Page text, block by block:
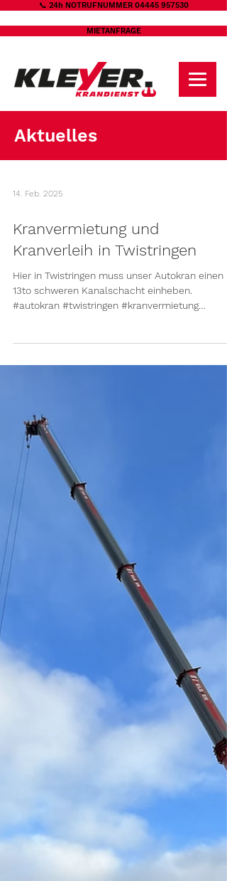
📞 24h NOTRUFNUMMER 04445 957530
MIETANFRAGE
Aktuelles
14. Feb. 2025
Kranvermietung und
Kranverleih in Twistringen
Hier in Twistringen muss unser Autokran einen
13to schweren Kanalschacht einheben.
#autokran #twistringen #kranvermietung